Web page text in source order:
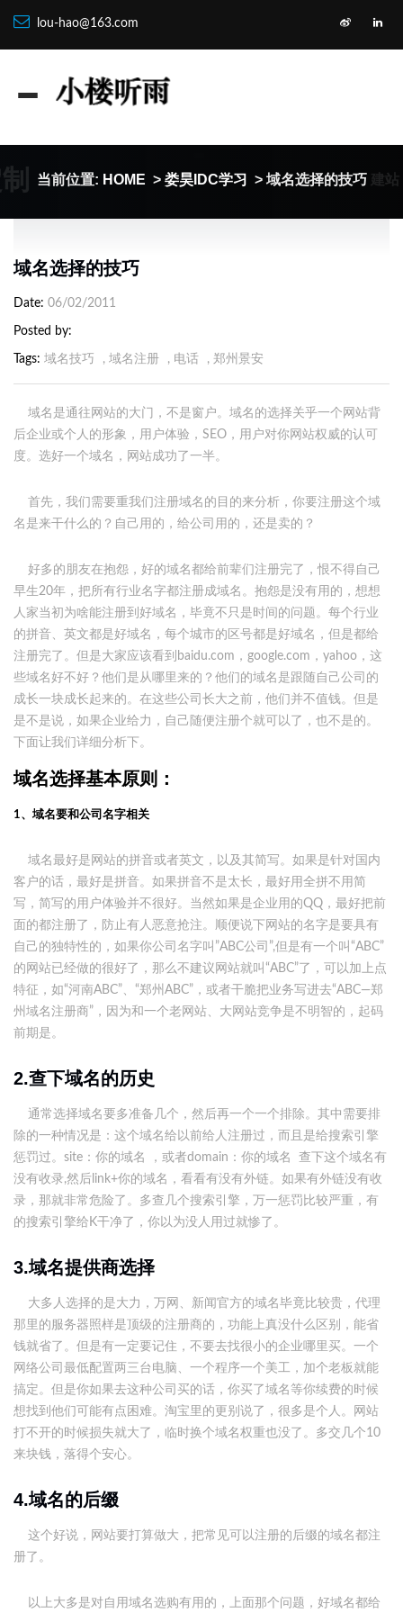
lou-hao@163.com
当前位置: HOME > 娄昊IDC学习 > 域名选择的技巧 建站
域名选择的技巧
Date 06/02/2011
Posted by
Tags 域名技巧 , 域名注册 , 电话 , 郑州景安
域名是通往网站的大门，不是窗户。域名的选择关乎一个网站背
后企业或个人的形象，用户体验，SEO，用户对你网站权威的认可
度。选好一个域名，网站成功了一半。
首先，我们需要重我们注册域名的目的来分析，你要注册这个域
名是来干什么的？自己用的，给公司用的，还是卖的？
好多的朋友在抱怨，好的域名都给前辈们注册完了，恨不得自己
早生20年，把所有行业名字都注册成域名。抱怨是没有用的，想想
人家当初为啥能注册到好域名，毕竟不只是时间的问题。每个行业
的拼音、英文都是好域名，每个城市的区号都是好域名，但是都给
注册完了。但是大家应该看到baidu.com，google.com，yahoo，这
些域名好不好？他们是从哪里来的？他们的域名是跟随自己公司的
成长一块成长起来的。在这些公司长大之前，他们并不值钱。但是
是不是说，如果企业给力，自己随便注册个就可以了，也不是的。
下面让我们详细分析下。
域名选择基本原则：
1、域名要和公司名字相关
域名最好是网站的拼音或者英文，以及其简写。如果是针对国内
客户的话，最好是拼音。如果拼音不是太长，最好用全拼不用简
写，简写的用户体验并不很好。当然如果是企业用的QQ，最好把前
面的都注册了，防止有人恶意抢注。顺便说下网站的名字是要具有
自己的独特性的，如果你公司名字叫”ABC公司”,但是有一个叫“ABC”
的网站已经做的很好了，那么不建议网站就叫“ABC”了，可以加上点
特征，如“河南ABC”、“郑州ABC”，或者干脆把业务写进去“ABC—郑
州域名注册商”，因为和一个老网站、大网站竞争是不明智的，起码
前期是。
2.查下域名的历史
通常选择域名要多准备几个，然后再一个一个排除。其中需要排
除的一种情况是：这个域名给以前给人注册过，而且是给搜索引擎
惩罚过。site：你的域名
，或者domain：你的域名 查下这个域名有
没有收录,然后link+你的域名，看看有没有外链。如果有外链没有收
录，那就非常危险了。多查几个搜索引擎，万一惩罚比较严重，有
的搜索引擎给K干净了，你以为没人用过就惨了。
3.域名提供商选择
大多人选择的是大力，万网、新闻官方的域名毕竟比较贵，代理
那里的服务器照样是顶级的注册商的，功能上真没什么区别，能省
钱就省了。但是有一定要记住，不要去找很小的企业哪里买。一个
网络公司最低配置两三台电脑、一个程序一个美工，加个老板就能
搞定。但是你如果去这种公司买的话，你买了域名等你续费的时候
想找到他们可能有点困难。淘宝里的更别说了，很多是个人。网站
打不开的时候损失就大了，临时换个域名权重也没了。多交几个10
来块钱，落得个安心。
4.域名的后缀
这个好说，网站要打算做大，把常见可以注册的后缀的域名都注
册了。
以上大多是对自用域名选购有用的，上面那个问题，好域名都给